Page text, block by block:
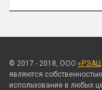
© 2017 - 2018, ООО «РЭАЦ
являются
использование в любых